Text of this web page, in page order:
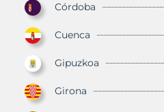
Córdoba
Cuenca
Gipuzkoa
Girona